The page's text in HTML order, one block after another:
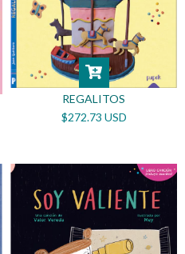
REGALITOS
$272.73 USD